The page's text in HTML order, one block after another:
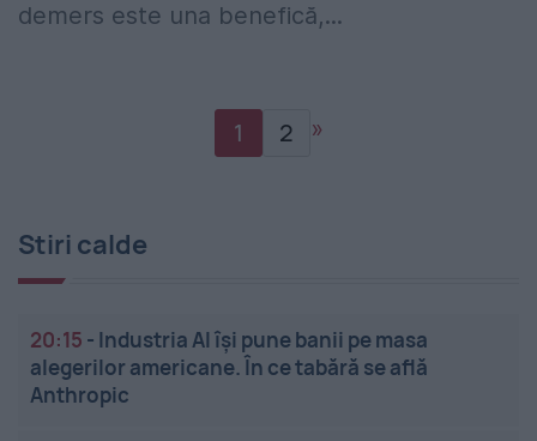
demers este una benefică,...
1 2 »
Stiri calde
20:15 - Industria AI își pune banii pe masa
alegerilor americane. În ce tabără se află
Anthropic